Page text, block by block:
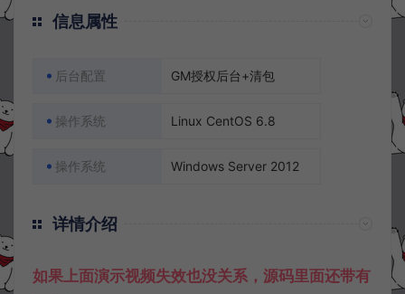
信息属性
后台配置 GM授权后台+清包
操作系统 Linux CentOS 6.8
操作系统 Windows Server 2012
详情介绍
如果上面演示视频失效也没关系，源码里面还带有